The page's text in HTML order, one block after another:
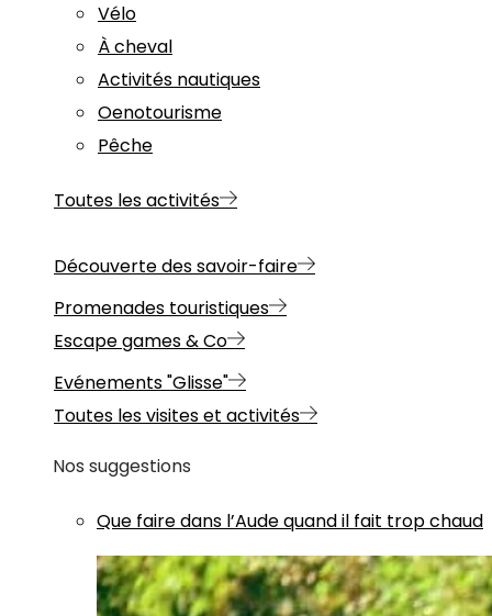
Vélo
À cheval
Activités nautiques
Oenotourisme
Pêche
Toutes les activités
Découverte des savoir-faire
Promenades touristiques
Escape games & Co
Evénements "Glisse"
Toutes les visites et activités
Nos suggestions
Que faire dans l’Aude quand il fait trop chaud